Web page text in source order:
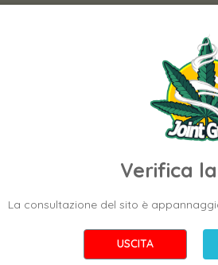
28,00 €
Verifica
La consultazione del sito è
USCITA